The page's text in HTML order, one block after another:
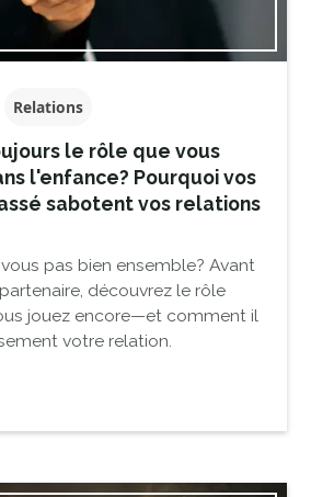
Relations
le rôle que vous
l'enfance? Pourquoi vos
sabotent vos relations
pas bien ensemble? Avant
découvrez le rôle
jouez encore—et comment il
votre relation.